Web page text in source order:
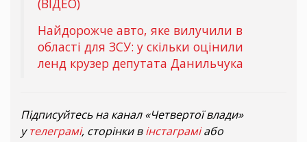
(ВІДЕО)
Найдорожче авто, яке вилучили в
області для ЗСУ: у скільки оцінили
ленд крузер депутата Данильчука
Підписуйтесь на канал «Четвертої влади»
утелеграмі, сторінки вінстаграміабо